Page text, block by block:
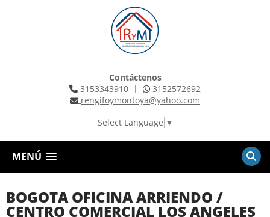
Contáctenos
3153343910 |
3152572692
rengifoymontoya@yahoo.com
Select Language ▼
MENÚ
BOGOTA OFICINA ARRIENDO /
CENTRO COMERCIAL LOS ANGELES